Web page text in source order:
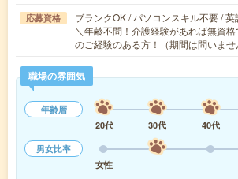
応募資格
ブランクOK / パソコンスキル不要 /
＼年齢不問！介護経験があれば無資
のご経験のある方！（期間は問いま
職場の雰囲気
年齢層
20代
30代 40代
男女比率
女性